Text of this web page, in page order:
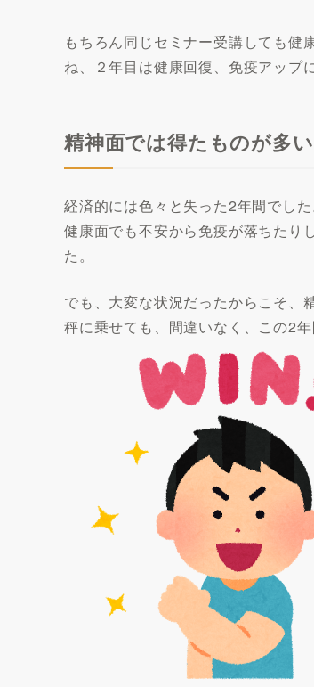
もちろん同じセミナー受講しても健
ね、２年目は健康回復、免疫アップ
精神面では得たものが多
経済的には色々と失った2年間でした
健康面でも不安から免疫が落ちたり
た。
でも、大変な状況だったからこそ、
秤に乗せても、間違いなく、この2